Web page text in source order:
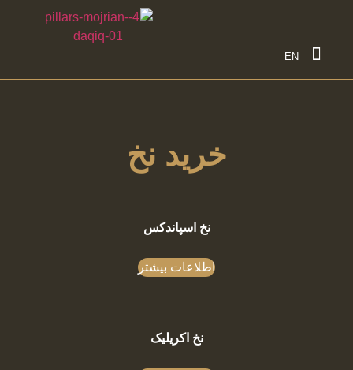
EN
خرید نخ
نخ اسپاندکس
اطلاعات بیشتر
نخ اکریلیک